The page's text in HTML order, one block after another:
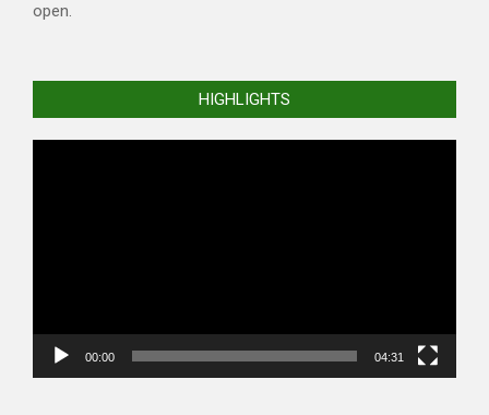
open.
HIGHLIGHTS
00:00 04:31